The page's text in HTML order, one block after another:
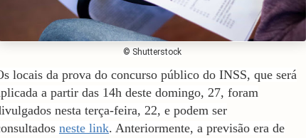
© Shutterstock
locais da prova do concurso público do INSS, que será
a partir das 14h deste domingo, 27, foram
nesta terça-feira, 22, e podem ser
neste link. Anteriormente, a previsão era de